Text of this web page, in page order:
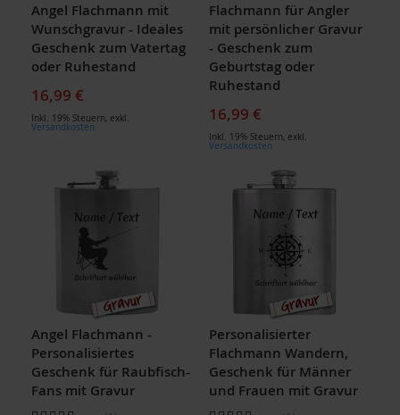
Angel Flachmann mit
Wunschgravur - Ideales
Geschenk zum Vatertag
oder Ruhestand
16,99 €
Inkl. 19% Steuern, exkl.
Versandkosten
Flachmann für Angler
mit persönlicher Gravur
- Geschenk zum
Geburtstag oder
Ruhestand
16,99 €
Inkl. 19% Steuern, exkl.
Versandkosten
Angel Flachmann -
Personalisiertes
Geschenk für Raubfisch-
Fans mit Gravur
Personalisierter
Flachmann Wandern,
Geschenk für Männer
und Frauen mit Gravur